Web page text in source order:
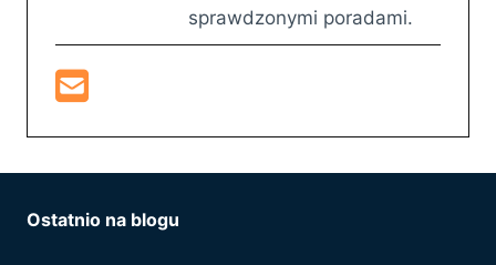
sprawdzonymi poradami.
Ostatnio na blogu